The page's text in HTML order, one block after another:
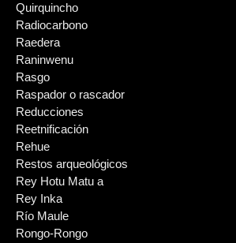
Quirquincho
Radiocarbono
Raedera
Raninwenu
Rasgo
Raspador o rascador
Reducciones
Reetnificación
Rehue
Restos arqueológicos
Rey Hotu Matu a
Rey Inka
Río Maule
Rongo-Rongo